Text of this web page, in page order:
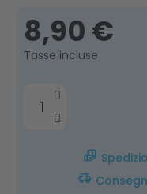
8,90 €
Tasse incluse